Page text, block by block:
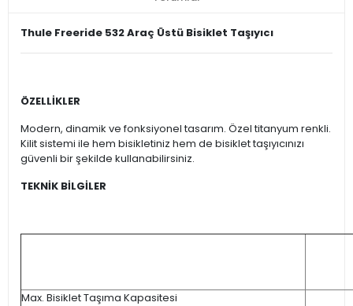
Thule Freeride 532 Araç Üstü Bisiklet Taşıyıcı
ÖZELLİKLER
Modern, dinamik ve fonksiyonel tasarım. Özel titanyum renkli.
Kilit sistemi ile hem bisikletiniz hem de bisiklet taşıyıcınızı
güvenli bir şekilde kullanabilirsiniz.
TEKNİK BİLGİLER
Max. Bisiklet Taşıma Kapasitesi